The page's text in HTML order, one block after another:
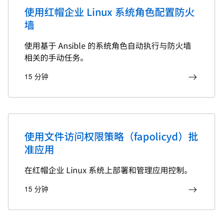
使用红帽企业 Linux 系统角色配置防火
墙
使用基于 Ansible 的系统角色自动执行与防火墙
相关的手动任务。
15 分钟
使用文件访问权限策略（fapolicyd）批
准应用
在红帽企业 Linux 系统上部署和管理应用控制。
15 分钟